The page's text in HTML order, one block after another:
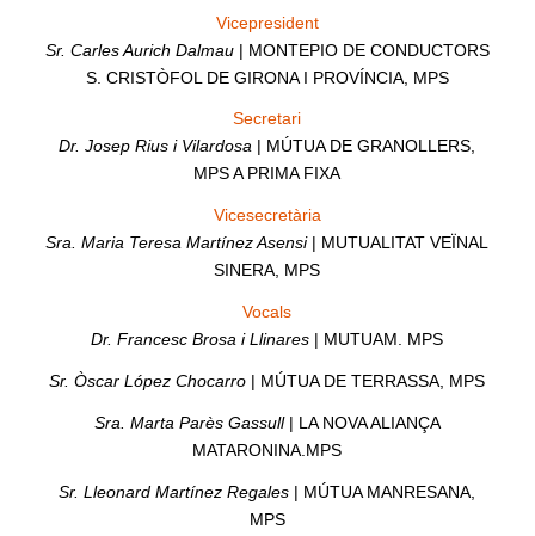
Vicepresident
Sr. Carles Aurich Dalmau | MONTEPIO DE CONDUCTORS
S. CRISTÒFOL DE GIRONA I PROVÍNCIA, MPS
Secretari
Dr. Josep Rius i Vilardosa | MÚTUA DE GRANOLLERS,
MPS A PRIMA FIXA
Vicesecretària
Sra. Maria Teresa Martínez Asensi| MUTUALITAT VEÏNAL
SINERA, MPS
Vocals
Dr. Francesc Brosa i Llinares | MUTUAM. MPS
Sr. Òscar López Chocarro | MÚTUA DE TERRASSA, MPS
Sra. Marta Parès Gassull | LA NOVA ALIANÇA
MATARONINA.MPS
Sr. Lleonard Martínez Regales | MÚTUA MANRESANA,
MPS